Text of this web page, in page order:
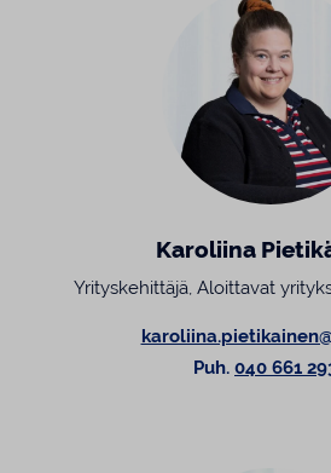
Karoliina
Yrityskehittäjä, Aloittavat
Puh. 040 661